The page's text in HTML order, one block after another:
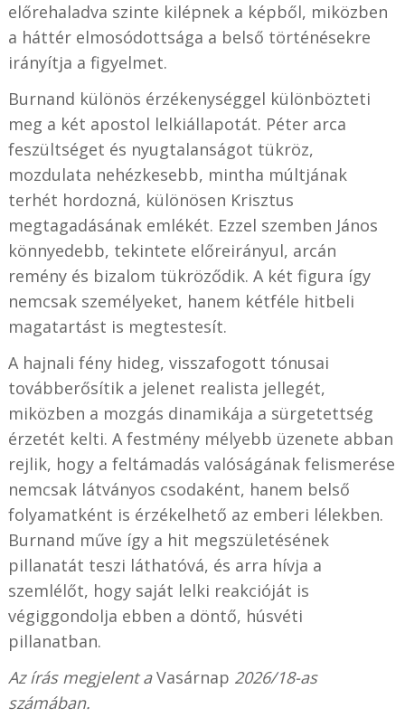
előrehaladva szinte kilépnek a képből, miközben
a háttér elmosódottsága a belső történésekre
irányítja a figyelmet.
Burnand különös érzékenységgel különbözteti
meg a két apostol lelkiállapotát. Péter arca
feszültséget és nyugtalanságot tükröz,
mozdulata nehézkesebb, mintha múltjának
terhét hordozná, különösen Krisztus
megtagadásának emlékét. Ezzel szemben János
könnyedebb, tekintete előreirányul, arcán
remény és bizalom tükröződik. A két figura így
nemcsak személyeket, hanem kétféle hitbeli
magatartást is megtestesít.
A hajnali fény hideg, visszafogott tónusai
továbberősítik a jelenet realista jellegét,
miközben a mozgás dinamikája a sürgetettség
érzetét kelti. A festmény mélyebb üzenete abban
rejlik, hogy a feltámadás valóságának felismerése
nemcsak látványos csodaként, hanem belső
folyamatként is érzékelhető az emberi lélekben.
Burnand műve így a hit megszületésének
pillanatát teszi láthatóvá, és arra hívja a
szemlélőt, hogy saját lelki reakcióját is
végiggondolja ebben a döntő, húsvéti
pillanatban.
Az írás megjelent aVasárnap 2026/18-as
számában.